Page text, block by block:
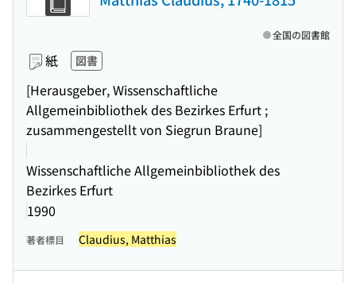
紙 図書
[Herausgeber, Wissenschaftliche
Allgemeinbibliothek des Bezirkes Erfurt ;
zusammengestellt von Siegrun Braune]
Wissenschaftliche Allgemeinbibliothek des
Bezirkes Erfurt
1990
全国の図書館
著者標目 Claudius, Matthias